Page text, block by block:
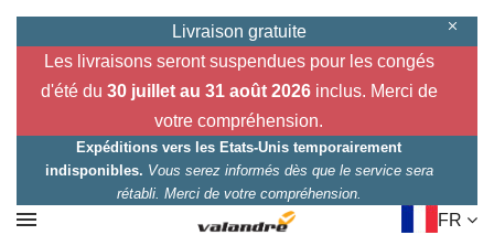
Livraison gratuite
Les livraisons seront suspendues pour les congés
d'été du 30 juillet au 31 août 2026inclus. Merci de
votre compréhension.
Expéditions vers les Etats-Unis temporairement
indisponibles. Vous serez informés dès que le service sera
rétabli. Merci de votre compréhension.
FR